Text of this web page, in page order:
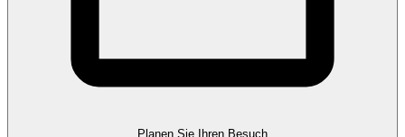
Planen Sie Ihren Besuch